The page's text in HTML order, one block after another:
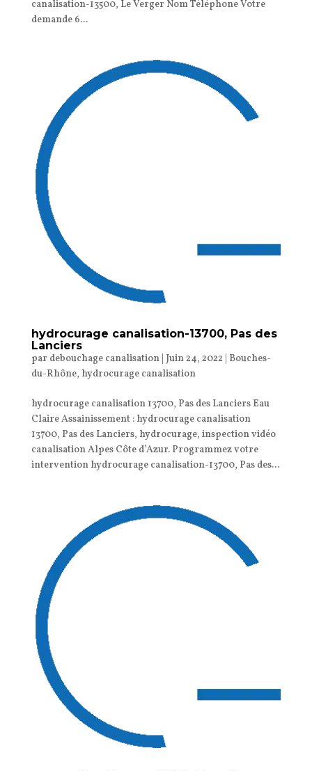
canalisation-13500, Le Verger Nom Téléphone Votre
demande 6...
hydrocurage canalisation-13700, Pas des
Lanciers
par debouchage canalisation| Juin 24, 2022 Bouches-
du-Rhône, hydrocurage canalisation
hydrocurage canalisation 13700, Pas des Lanciers Eau
Claire Assainissement : hydrocurage canalisation
13700, Pas des Lanciers, hydrocurage, inspection vidéo
canalisation Alpes Côte d’Azur. Programmez votre
intervention hydrocurage canalisation-13700, Pas des...